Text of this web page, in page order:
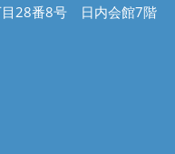
目28番8号 日内会館7階